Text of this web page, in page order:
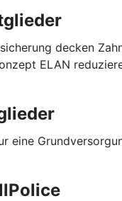
decken
ELAN
eine